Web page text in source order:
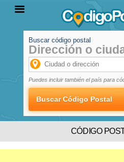
PROVINCIAS
LOCALIDADES
Buscar código postal
Dirección o
Puedes incluir también el país para
CÓDIGO